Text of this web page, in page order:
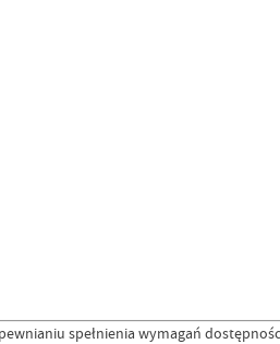
spełnienia wymagań